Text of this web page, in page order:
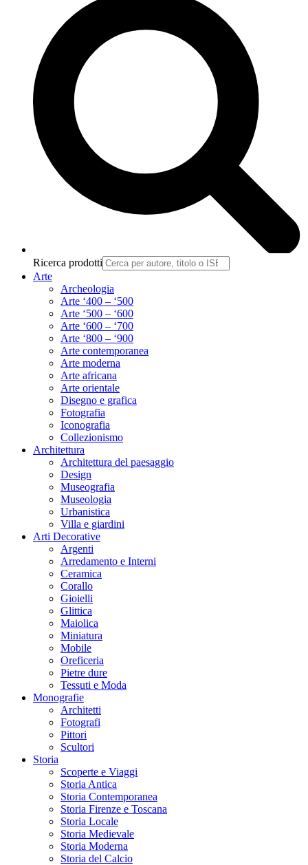
Ricerca prodotti
Arte
Archeologia
Arte ‘400 – ‘500
Arte ‘500 – ‘600
Arte ‘600 – ‘700
Arte ‘800 – ‘900
Arte contemporanea
Arte moderna
Arte africana
Arte orientale
Disegno e grafica
Fotografia
Iconografia
Collezionismo
Architettura
Architettura del paesaggio
Design
Museografia
Museologia
Urbanistica
Villa e giardini
Arti Decorative
Argenti
Arredamento e Interni
Ceramica
Corallo
Gioielli
Glittica
Maiolica
Miniatura
Mobile
Oreficeria
Pietre dure
Tessuti e Moda
Monografie
Architetti
Fotografi
Pittori
Scultori
Storia
Scoperte e Viaggi
Storia Antica
Storia Contemporanea
Storia Firenze e Toscana
Storia Locale
Storia Medievale
Storia Moderna
Storia del Calcio